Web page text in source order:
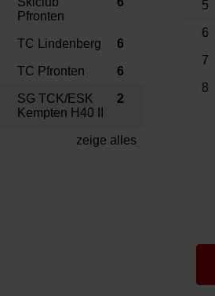
Pfronten
TC Lindenberg 6
TC Pfronten 6
SG TCK/ESK
Kempten H40 II
2
zeige alles
5
6
7
8